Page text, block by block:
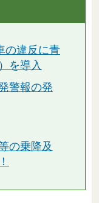
の違反に青
を導入
警報の発
の乗降及